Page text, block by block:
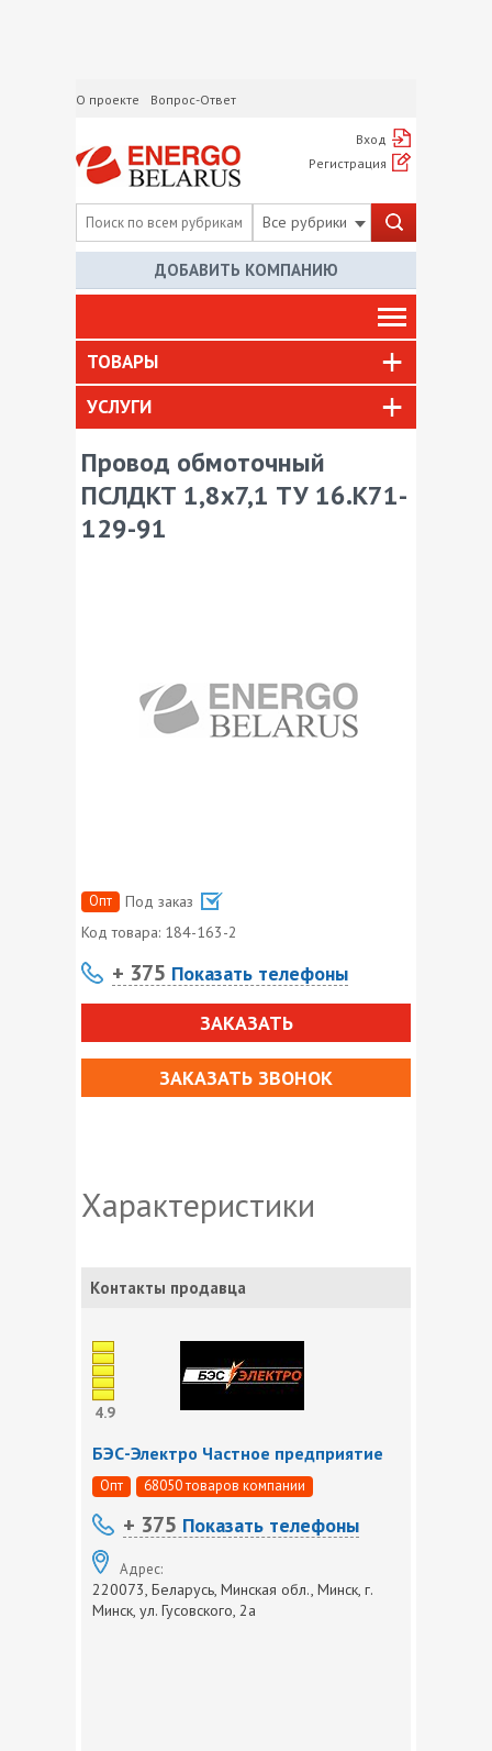
О проекте Вопрос-Ответ
Вход
Регистрация
Все рубрики
ДОБАВИТЬ КОМПАНИЮ
ТОВАРЫ
УСЛУГИ
Провод обмоточный
ПСЛДКТ 1,8х7,1 ТУ 16.К71-
129-91
Опт
Под заказ
Код товара: 184-163-2
+ 375 Показать телефоны
ЗАКАЗАТЬ
ЗАКАЗАТЬ ЗВОНОК
Характеристики
Контакты продавца
4.9
БЭС-Электро Частное предприятие
Опт 68050 товаров компании
+ 375 Показать телефоны
Адрес:
220073, Беларусь, Минская обл., Минск, г.
Минск, ул. Гусовского, 2а